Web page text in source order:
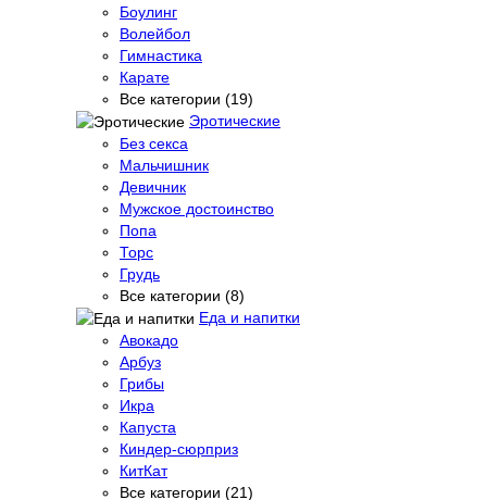
Боулинг
Волейбол
Гимнастика
Карате
Все категории (19)
Эротические
Без секса
Мальчишник
Девичник
Мужское достоинство
Попа
Торс
Грудь
Все категории (8)
Еда и напитки
Авокадо
Арбуз
Грибы
Икра
Капуста
Киндер-сюрприз
КитКат
Все категории (21)